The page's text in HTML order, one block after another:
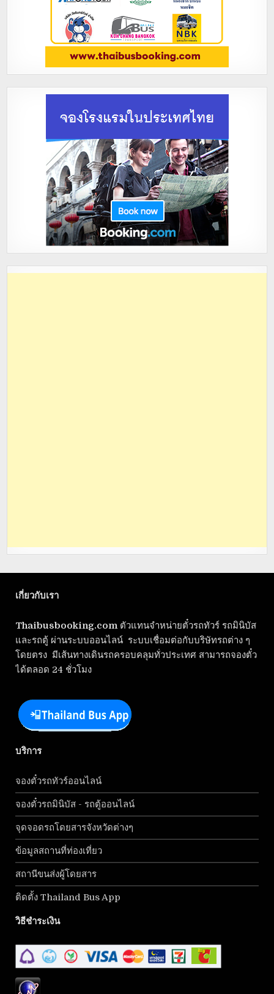
เกี่ยวกับเรา
Thaibusbooking.com ตัวแทนจำหน่ายตั๋วรถทัวร์ รถมินิบัส
และรถตู้ ผ่านระบบออนไลน์ ระบบเชื่อมต่อกับบริษัทรถต่าง ๆ
โดยตรง มีเส้นทางเดินรถครอบคลุมทั่วประเทศ สามารถจองตั๋ว
ได้ตลอด 24 ชั่วโมง
บริการ
จองตั๋วรถทัวร์ออนไลน์
จองตั๋วรถมินิบัส - รถตู้ออนไลน์
จุดจอดรถโดยสารจังหวัดต่างๆ
ข้อมูลสถานที่ท่องเที่ยว
สถานีขนส่งผู้โดยสาร
ติดตั้ง Thailand Bus App
วิธีชำระเงิน